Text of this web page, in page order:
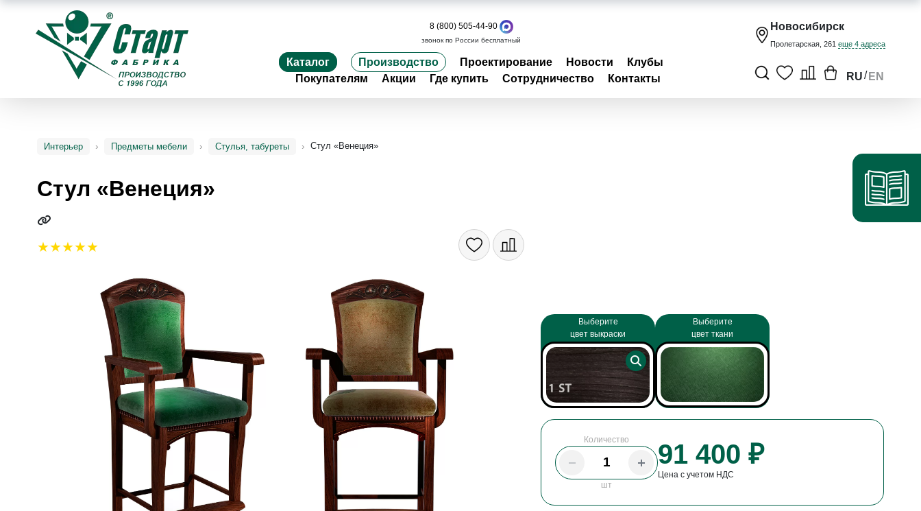
8 (800) 505-44-90
звонок по России бесплатный
Каталог Производство Проектирование Новости
Клубы
Покупателям
Акции Где купить Сотрудничество Контакты
Новосибирск
Пролетарская, 261 еще 4 адреса
RU/ EN
Интерьер Предметы мебели Стулья, табуреты Стул «Венеция»
Стул «Венеция»
91 400 ₽
Цена с учетом НДС
Количество
шт
Выберите
цвет выкраски
Выберите
цвет ткани